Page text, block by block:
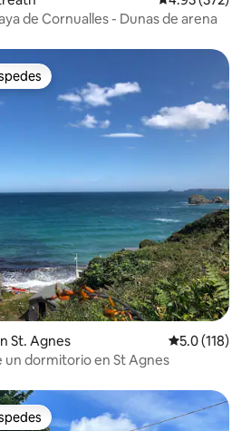
de Cornualles - Dunas de arena
preferido
St. Agnes Calificación
5.0 (118)
un dormitorio en St Agnes
preferido